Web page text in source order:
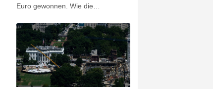
Euro gewonnen. Wie die
mitteilte, bekommt die Gewinnerin
oder der Gewinner 32.658.025
Euro. Die richtigen Gewinnzahlen
lauteten eins, drei, sechs, 13 und
23, mit den Eurozahlen fünf und
sieben.